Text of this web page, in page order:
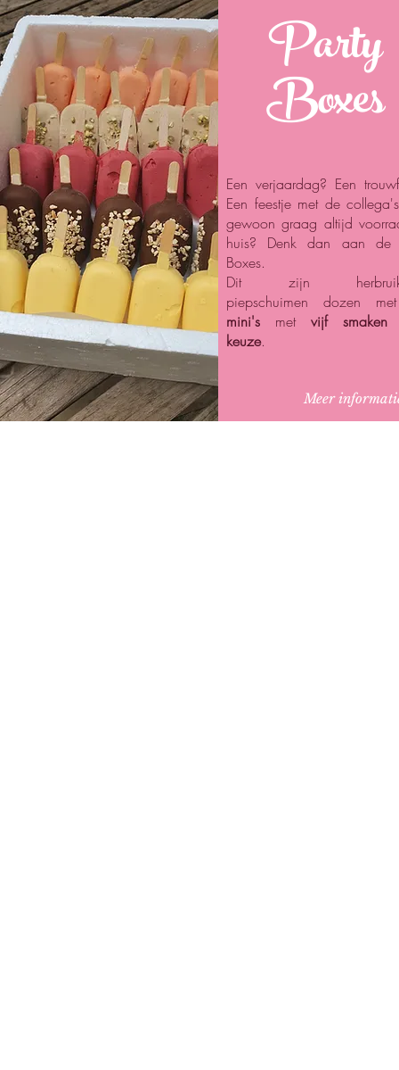
Party
Boxes
Een verjaardag? Een
Een feestje met de
gewoon graag altijd
huis? Denk dan aan de
Boxes.
Dit zijn
piepschuimen dozen
mini's met vijf smaken
keuze.
Meer